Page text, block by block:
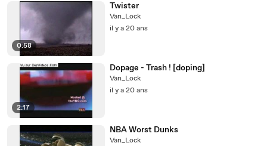
0:58
Twister
Van_Lock
il y a 20 ans
2:17
Dopage - Trash ! [doping]
Van_Lock
il y a 20 ans
NBA Worst Dunks
Van_Lock